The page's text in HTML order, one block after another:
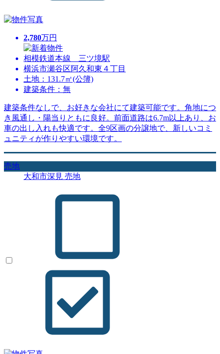
2,780万円
相模鉄道本線 三ツ境駅
横浜市瀬谷区阿久和東４丁目
土地：131.7㎡(公簿)
建築条件：無
建築条件なしで、お好きな会社にて建築可能です。角地につ
き風通し・陽当りともに良好。前面道路は6.7m以上あり、お
車の出し入れも快適です。全9区画の分譲地で、新しいコミ
ュニティが作りやすい環境です。
売地
大和市深見 売地